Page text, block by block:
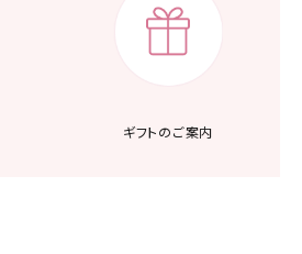
ギフトのご案内